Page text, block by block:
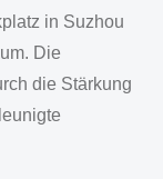
in Suzhou
Die
die Stärkung